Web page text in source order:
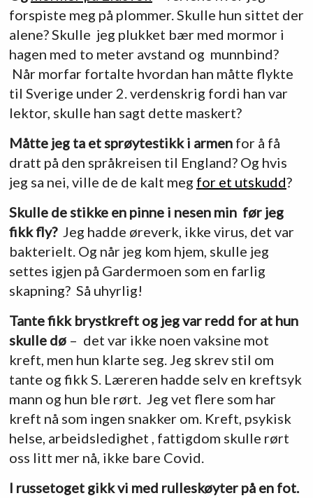
forspiste meg på plommer. Skulle hun sittet der
alene? Skulle jeg plukket bær med mormor i
hagen med to meter avstand og munnbind?
Når morfar fortalte hvordan han måtte flykte
til Sverige under 2. verdenskrig fordi han var
lektor, skulle han sagt dette maskert?
Måtte jeg ta et sprøytestikk i armenfor å få
dratt på den språkreisen til England? Og hvis
jeg sa nei, ville de de kalt meg for et utskudd?
Skulle de stikke en pinne i nesen min før jeg
fikk fly?Jeg hadde øreverk, ikke virus, det var
bakterielt. Og når jeg kom hjem, skulle jeg
settes igjen på Gardermoen som en farlig
skapning? Så uhyrlig!
Tante fikk brystkreft og jeg var redd for at hun
skulle dø– det var ikke noen vaksine mot
kreft, men hun klarte seg. Jeg skrev stil om
tante og fikk S. Læreren hadde selv en kreftsyk
mann og hun ble rørt. Jeg vet flere som har
kreft nå som ingen snakker om. Kreft, psykisk
helse, arbeidsledighet , fattigdom skulle rørt
oss litt mer nå, ikke bare Covid.
I russetoget gikk vi med rulleskøyter på en fot.